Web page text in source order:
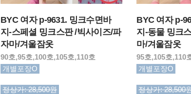
BYC 여자 p-9631. 밍크수면바
지-스페셜 밍크스판 /빅사이즈/파
자마/겨울잠옷
90호,95호,100호,105호,110호
개별포장O
정상가: 28,500원
BYC 여자 p-
지-동물 밍크
마/겨울잠옷
95호,105호,110
개별포장O
정상가: 28,500